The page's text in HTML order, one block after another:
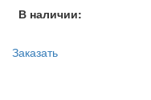
В наличии:
Заказать